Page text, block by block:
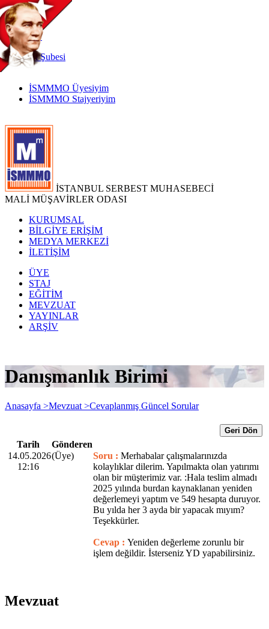
TR
|
EN
İnternetŞubesi
İSMMMO Üyesiyim
İSMMMO Stajyeriyim
İSTANBUL SERBEST MUHASEBECİ
MALİ MÜŞAVİRLER ODASI
KURUMSAL
BİLGİYE ERİŞİM
MEDYA MERKEZİ
İLETİŞİM
ÜYE
STAJ
EĞİTİM
MEVZUAT
YAYINLAR
ARŞİV
Danışmanlık Birimi
Anasayfa >Mevzuat >Cevaplanmış Güncel Sorular
Geri Dön
Tarih
Gönderen
14.05.2026
12:16
(Üye) Soru : Merhabalar çalışmalarınızda
kolaylıklar dilerim. Yapılmakta olan yatırımı
olan bir müşterimiz var. :Hala teslim almadı
2025 yılında burdan kaynaklanan yeniden
değerlemeyi yaptım ve 549 hesapta duruyor.
Bu yılda her 3 ayda bir yapacak mıyım?
Teşekkürler.
Cevap : Yeniden değerleme zorunlu bir
işlem değildir. İsterseniz YD yapabilirsiniz.
Mevzuat